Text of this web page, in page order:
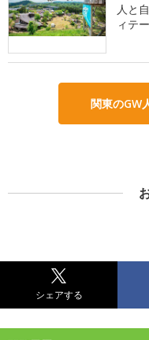
人と
ィテ
関東のGW
シェアする